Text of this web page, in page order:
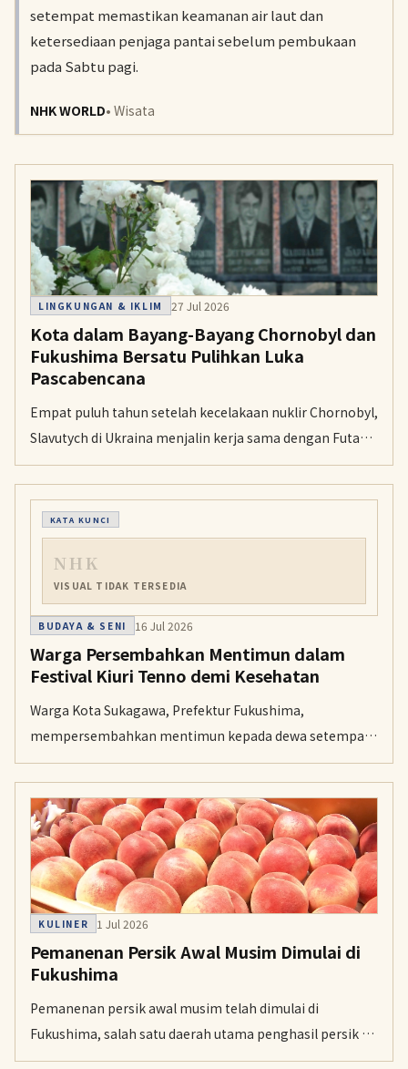
setempat memastikan keamanan air laut dan
ketersediaan penjaga pantai sebelum pembukaan
pada Sabtu pagi.
NHK WORLD• Wisata
LINGKUNGAN & IKLIM 27 Jul 2026
Kota dalam Bayang-Bayang Chornobyl dan
Fukushima Bersatu Pulihkan Luka
Pascabencana
Empat puluh tahun setelah kecelakaan nuklir Chornobyl,
Slavutych di Ukraina menjalin kerja sama dengan Futaba
di Prefektur Fukushima. Kedua kota berbagi pengalaman
memulihkan komunitas dari trauma, stigma, dan
dampak radiasi.
KATA KUNCI
NHK
VISUAL TIDAK TERSEDIA
BUDAYA & SENI 16 Jul 2026
Warga Persembahkan Mentimun dalam
Festival Kiuri Tenno demi Kesehatan
Warga Kota Sukagawa, Prefektur Fukushima,
mempersembahkan mentimun kepada dewa setempat
dalam Festival Kiuri Tenno setiap 14 Juli dan memohon
berkah kesehatan.
KULINER 1 Jul 2026
Pemanenan Persik Awal Musim Dimulai di
Fukushima
Pemanenan persik awal musim telah dimulai di
Fukushima, salah satu daerah utama penghasil persik di
Jepang. Varietas Hatsuhime dikenal dengan daging buah